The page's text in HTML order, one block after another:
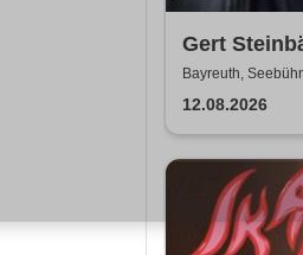
Gert
Bayreuth,
12.08.2026